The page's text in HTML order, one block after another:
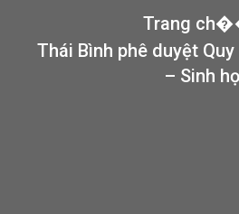
Trang
Thái Bình phê duyệt
– Sinh